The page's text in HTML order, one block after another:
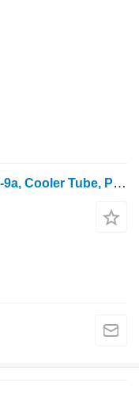
Hyundai Robex R140lc-9a, R160lc-9a, Cooler Tube, Pipe Zuac-00575 ZUAC-00575 tubo de refrigeración